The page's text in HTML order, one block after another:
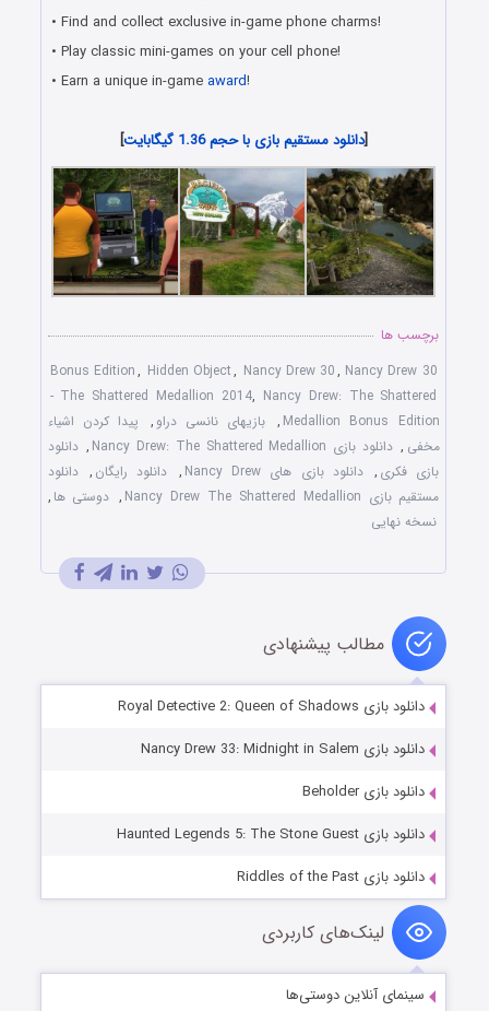
• Find and collect exclusive in-game phone charms!
• Play classic mini-games on your cell phone!
• Earn a unique in-game award!
[دانلود مستقیم بازی با حجم 1.36 گیگابایت ]
برچسب ها
Bonus Edition, Hidden Object, Nancy Drew 30, Nancy Drew 30
- The Shattered Medallion 2014, Nancy Drew: The Shattered
Medallion Bonus Edition
, بازیهای نانسی دراو ,
پیدا کردن اشیاء
مخفی , دانلود بازی Nancy Drew: The Shattered Medallion , دانلود
بازی فکری , دانلود بازی های Nancy Drew , دانلود رایگان , دانلود
مستقیم بازی Nancy Drew The Shattered Medallion
, دوستی ها ,
نسخه نهایی
مطالب پیشنهادی
دانلود بازی Royal Detective 2: Queen of Shadows
دانلود بازی Nancy Drew 33: Midnight in Salem
دانلود بازی Beholder
دانلود بازی Haunted Legends 5: The Stone Guest
دانلود بازی Riddles of the Past
لینک‌های کاربردی
سینمای آنلاین دوستی‌ها